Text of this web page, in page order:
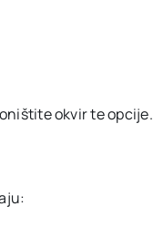
okvir te opcije.